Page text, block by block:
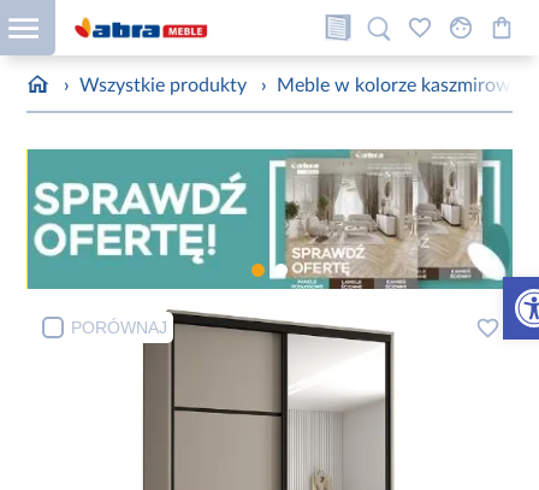
› Wszystkie produkty › Meble w kolorze kaszmirowym
PORÓWNAJ